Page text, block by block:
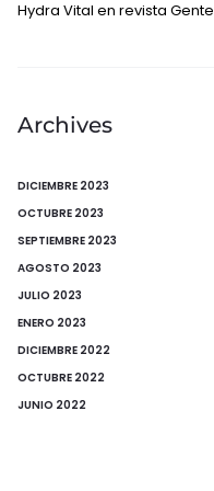
Hydra Vital en revista Gente
Archives
DICIEMBRE 2023
OCTUBRE 2023
SEPTIEMBRE 2023
AGOSTO 2023
JULIO 2023
ENERO 2023
DICIEMBRE 2022
OCTUBRE 2022
JUNIO 2022